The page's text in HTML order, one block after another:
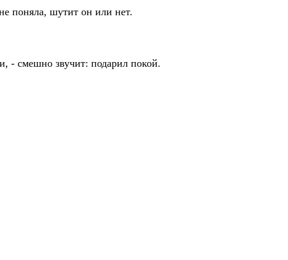
поняла, шутит он или нет.
- смешно звучит: подарил покой.